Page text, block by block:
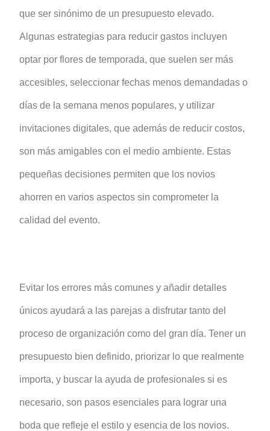
que ser sinónimo de un presupuesto elevado.
Algunas estrategias para reducir gastos incluyen
optar por flores de temporada, que suelen ser más
accesibles, seleccionar fechas menos demandadas o
días de la semana menos populares, y utilizar
invitaciones digitales, que además de reducir costos,
son más amigables con el medio ambiente. Estas
pequeñas decisiones permiten que los novios
ahorren en varios aspectos sin comprometer la
calidad del evento.
Evitar los errores más comunes y añadir detalles
únicos ayudará a las parejas a disfrutar tanto del
proceso de organización como del gran día. Tener un
presupuesto bien definido, priorizar lo que realmente
importa, y buscar la ayuda de profesionales si es
necesario, son pasos esenciales para lograr una
boda que refleje el estilo y esencia de los novios.